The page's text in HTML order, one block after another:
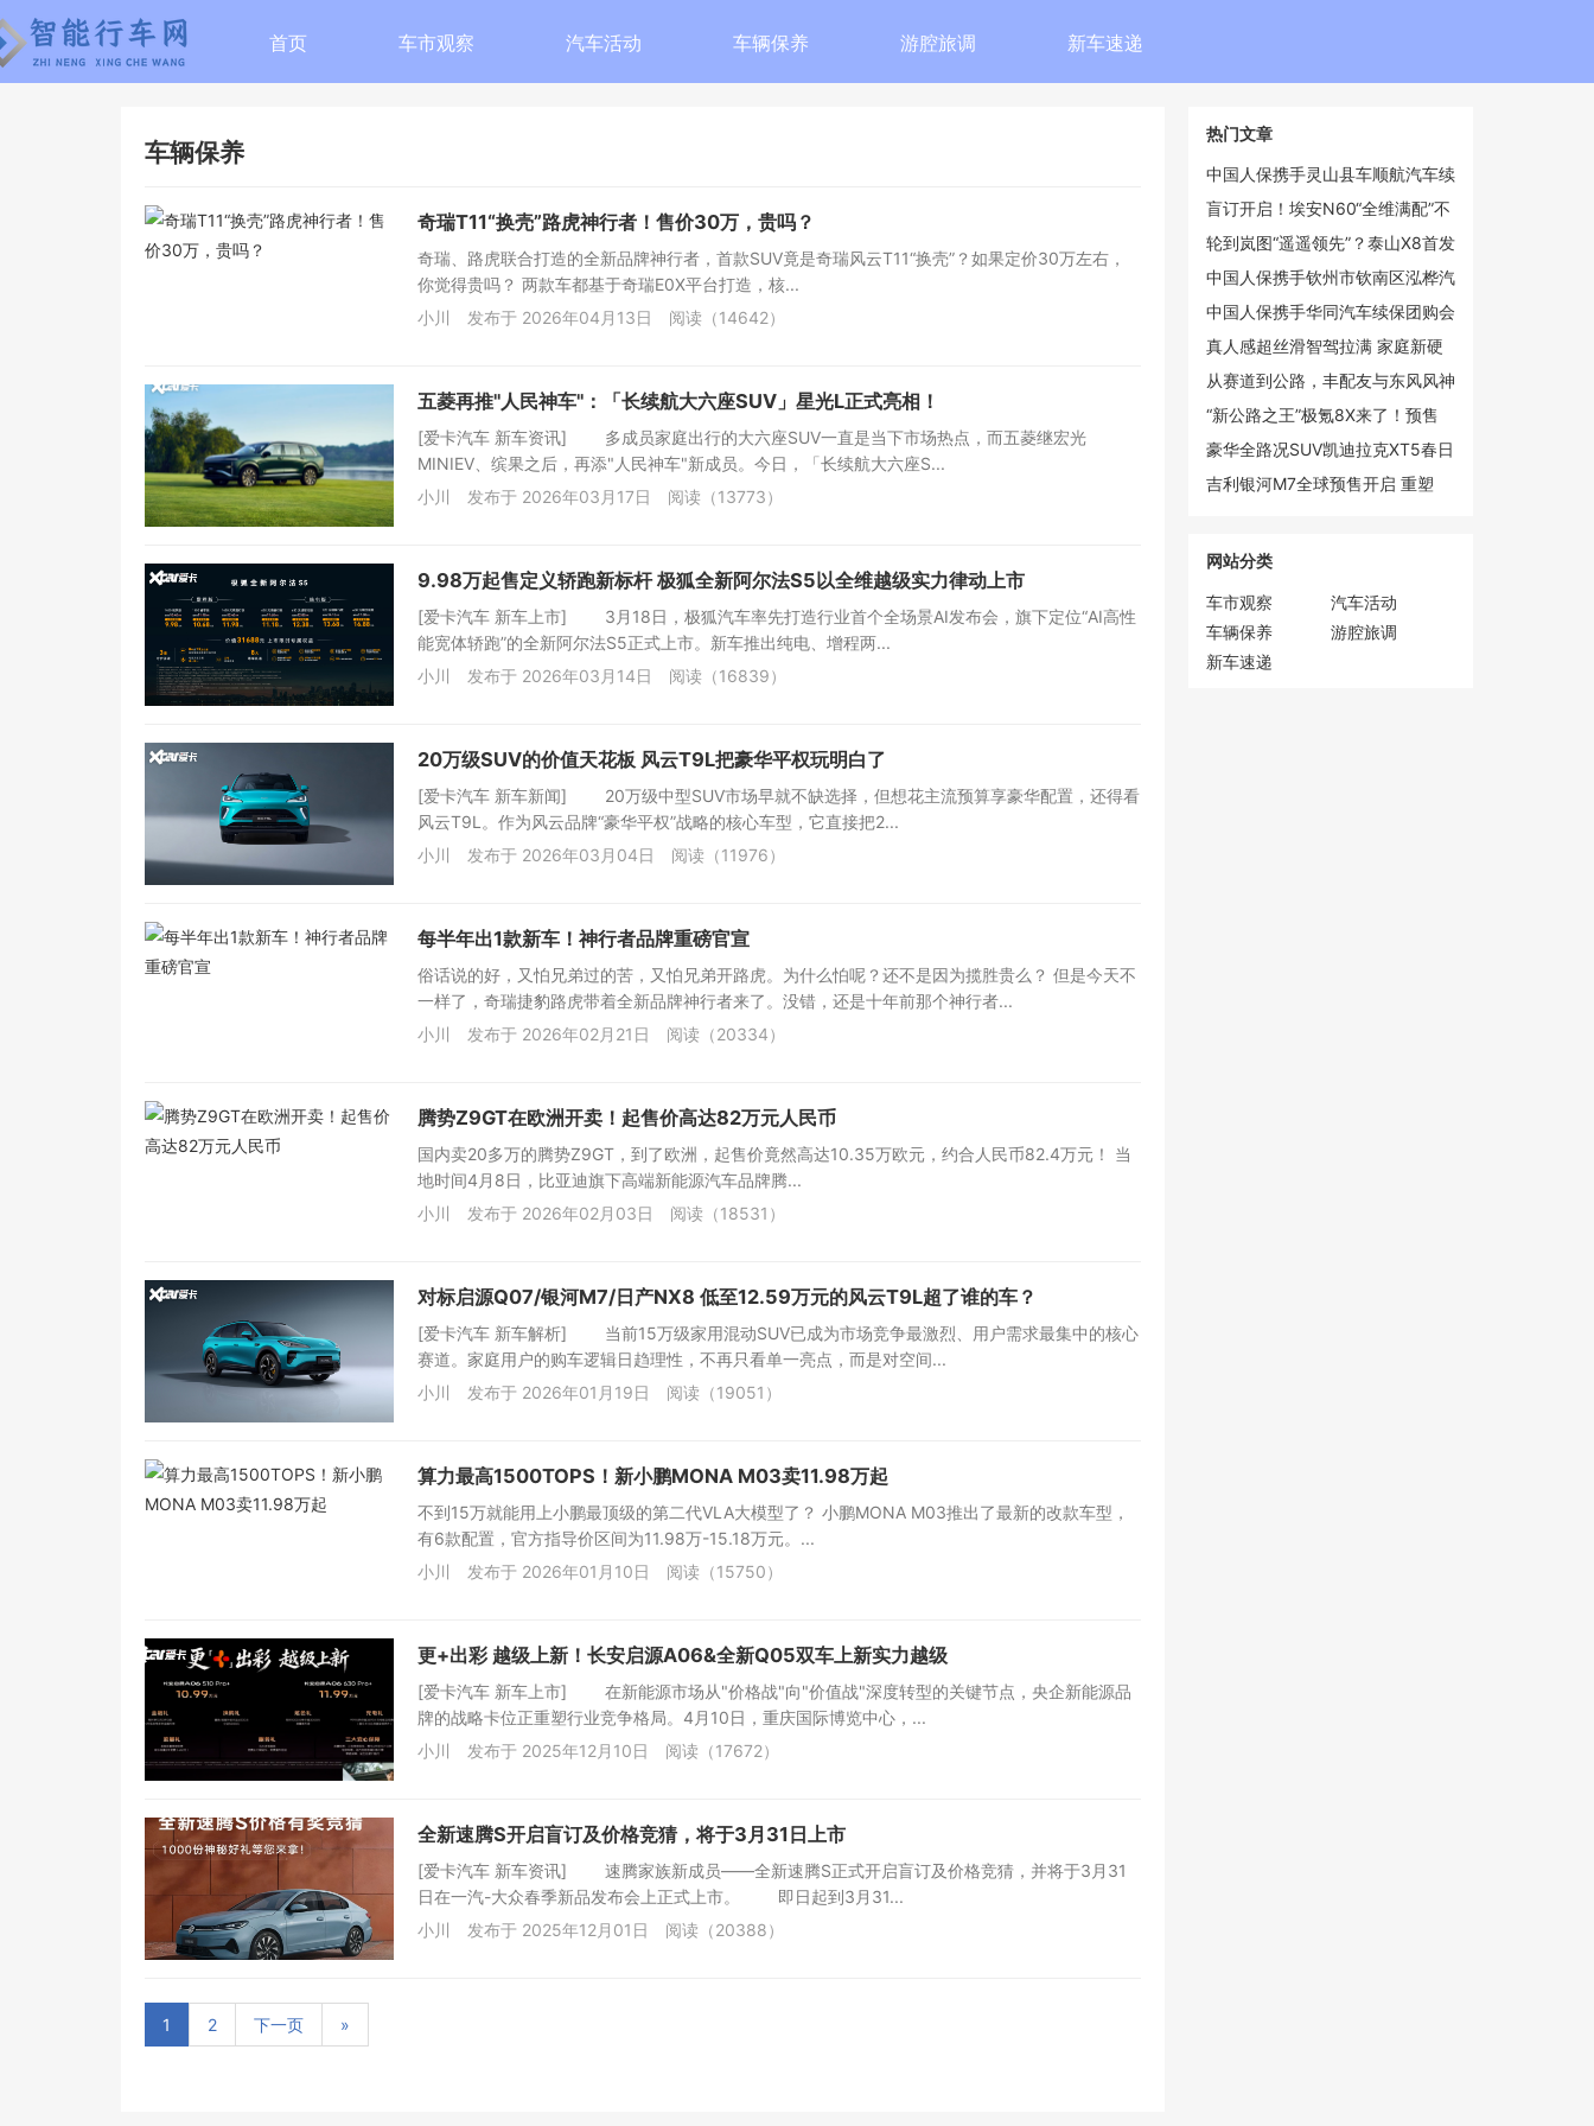
首页 车市观察 汽车活动 车辆保养 游腔旅调 新车速递
车辆保养
奇瑞T11“换壳”路虎神行者！售价30万，贵吗？
奇瑞、路虎联合打造的全新品牌神行者，首款SUV竟是奇瑞风云T11“换壳”？如果定价30万左右，
你觉得贵吗？ 两款车都基于奇瑞E0X平台打造，核...
小川
发布于 2026年04月13日 阅读（14642）
五菱再推"人民神车"：「长续航大六座SUV」星光L正式亮相！
[爱卡汽车 新车资讯] 多成员家庭出行的大六座SUV一直是当下市场热点，而五菱继宏光
MINIEV、缤果之后，再添"人民神车"新成员。今日，「长续航大六座S...
小川
发布于 2026年03月17日 阅读（13773）
9.98万起售定义轿跑新标杆 极狐全新阿尔法S5以全维越级实力律动上市
[爱卡汽车 新车上市] 3月18日，极狐汽车率先打造行业首个全场景AI发布会，旗下定位“AI高性
能宽体轿跑”的全新阿尔法S5正式上市。新车推出纯电、增程两...
小川
发布于 2026年03月14日 阅读（16839）
20万级SUV的价值天花板 风云T9L把豪华平权玩明白了
[爱卡汽车 新车新闻] 20万级中型SUV市场早就不缺选择，但想花主流预算享豪华配置，还得看
风云T9L。作为风云品牌“豪华平权”战略的核心车型，它直接把2...
小川
发布于 2026年03月04日 阅读（11976）
每半年出1款新车！神行者品牌重磅官宣
俗话说的好，又怕兄弟过的苦，又怕兄弟开路虎。为什么怕呢？还不是因为揽胜贵么？ 但是今天不
一样了，奇瑞捷豹路虎带着全新品牌神行者来了。没错，还是十年前那个神行者...
小川
发布于 2026年02月21日 阅读（20334）
腾势Z9GT在欧洲开卖！起售价高达82万元人民币
国内卖20多万的腾势Z9GT，到了欧洲，起售价竟然高达10.35万欧元，约合人民币82.4万元！ 当
地时间4月8日，比亚迪旗下高端新能源汽车品牌腾...
小川
发布于 2026年02月03日 阅读（18531）
对标启源Q07/银河M7/日产NX8 低至12.59万元的风云T9L超了谁的车？
[爱卡汽车 新车解析] 当前15万级家用混动SUV已成为市场竞争最激烈、用户需求最集中的核心
赛道。家庭用户的购车逻辑日趋理性，不再只看单一亮点，而是对空间...
小川
发布于 2026年01月19日 阅读（19051）
算力最高1500TOPS！新小鹏MONA M03卖11.98万起
不到15万就能用上小鹏最顶级的第二代VLA大模型了？ 小鹏MONA M03推出了最新的改款车型，
有6款配置，官方指导价区间为11.98万-15.18万元。...
小川
发布于 2026年01月10日 阅读（15750）
更+出彩 越级上新！长安启源A06&全新Q05双车上新实力越级
[爱卡汽车 新车上市] 在新能源市场从"价格战"向"价值战"深度转型的关键节点，央企新能源品
牌的战略卡位正重塑行业竞争格局。4月10日，重庆国际博览中心，...
小川
发布于 2025年12月10日 阅读（17672）
全新速腾S开启盲订及价格竞猜，将于3月31日上市
[爱卡汽车 新车资讯] 速腾家族新成员——全新速腾S正式开启盲订及价格竞猜，并将于3月31
日在一汽-大众春季新品发布会上正式上市。 即日起到3月31...
小川
发布于 2025年12月01日 阅读（20388）
1 2 下一页 »
热门文章
中国人保携手灵山县车顺航汽车续
保团购会
盲订开启！埃安N60“全维满配”不
再妥协
轮到岚图“遥遥领先”？泰山X8首发
华为2K双联屏
中国人保携手钦州市钦南区泓桦汽
车续保团购会
中国人保携手华同汽车续保团购会
真人感超丝滑智驾拉满 家庭新硬
派iCAR V27定档3月13日上市
从赛道到公路，丰配友与东风风神
L8共释“长距离”冠军哲学
“新公路之王”极氪8X来了！预售
37.68万起4月上市
豪华全路况SUV凯迪拉克XT5春日
焕新 第二代金身计划重磅上线
吉利银河M7全球预售开启 重塑
网站分类
车市观察
汽车活动
车辆保养
游腔旅调
新车速递